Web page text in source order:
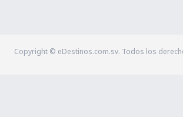
Copyright © eDestinos.com.sv. Todos los